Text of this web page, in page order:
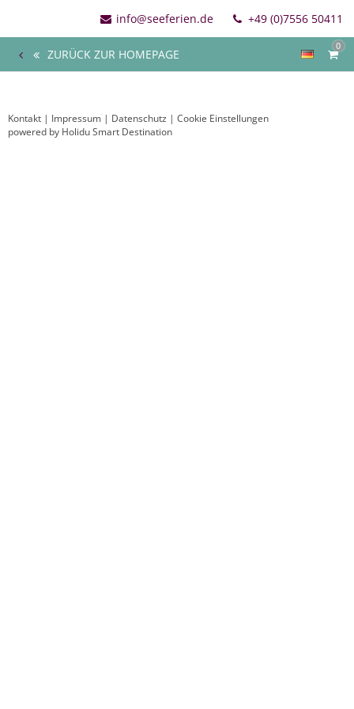
info@seeferien.de +49 (0)7556 50411
0
ZURÜCK ZUR HOMEPAGE
Kontakt | Impressum | Datenschutz | Cookie Einstellungen
powered by Holidu Smart Destination